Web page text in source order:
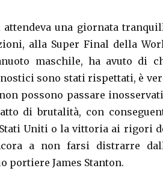
una giornata
alla Super Final della
maschile, ha avuto di
sono stati rispettati, è
possono passare
di brutalità, con
Uniti o la vittoria ai rigori
a non farsi distrarre
portiere James Stanton.